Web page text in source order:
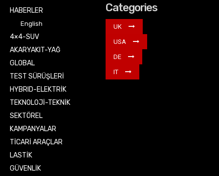
HABERLER
English
4×4-SUV
AKARYAKIT-YAĞ
GLOBAL
TEST SÜRÜŞLERİ
HYBRID-ELEKTRİK
TEKNOLOJİ-TEKNİK
SEKTÖREL
KAMPANYALAR
TİCARİ ARAÇLAR
LASTİK
GÜVENLİK
Categories
UK
USA
DE
IT